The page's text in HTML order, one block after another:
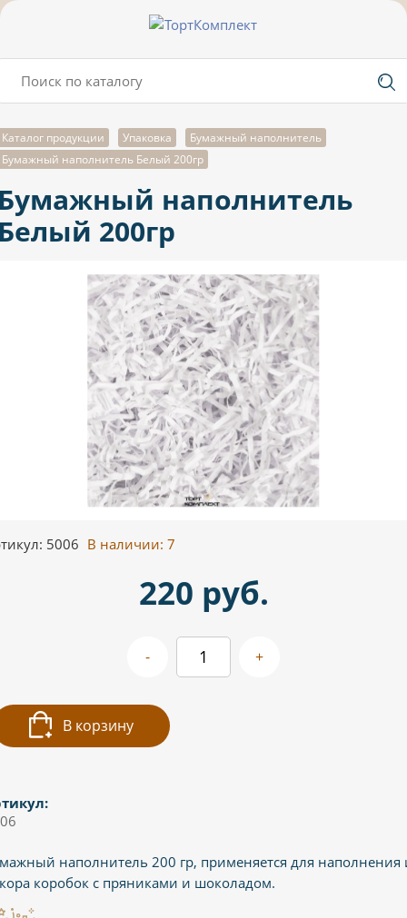
Каталог продукции Упаковка
Бумажный наполнитель
Бумажный наполнитель Белый 200гр
наполнитель
200гр
5006 В наличии: 7
220 руб.
- +
В корзину
наполнитель 200 гр, применяется для наполнения
коробок с пряниками и шоколадом.